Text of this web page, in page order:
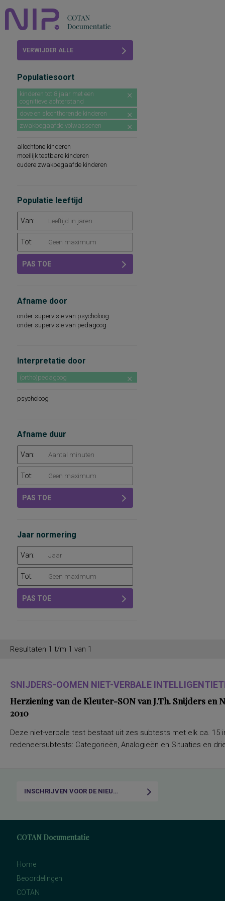
Abonneren
VERWIJDER ALLE
Populatiesoort
kinderen tot 8 jaar met een
cognitieve achterstand
dove en slechthorende kinderen
zwakbegaafde volwassenen
allochtone kinderen
moeilijk testbare kinderen
oudere zwakbegaafde kinderen
Populatie leeftijd
Van:
Tot:
PAS TOE
Afname door
onder supervisie van psycholoog
onder supervisie van pedagoog
Interpretatie door
(ortho)pedagoog
psycholoog
Afname duur
Van:
Tot:
PAS TOE
Jaar normering
Van:
Tot:
PAS TOE
Resultaten 1 t/m 1 van 1
SNIJDERS-OOMEN NIET-VERBALE
Herziening van de Kleuter-SON van J.Th. Snijders en
2010
Deze niet-verbale test bestaat uit zes subtests met elk ca. 15
redeneersubtests: Categorieën, Analogieën en Situaties en
INSCHRIJVEN VOOR DE NIEUWSBRIEF
COTAN Documentatie
Home
Beoordelingen
COTAN